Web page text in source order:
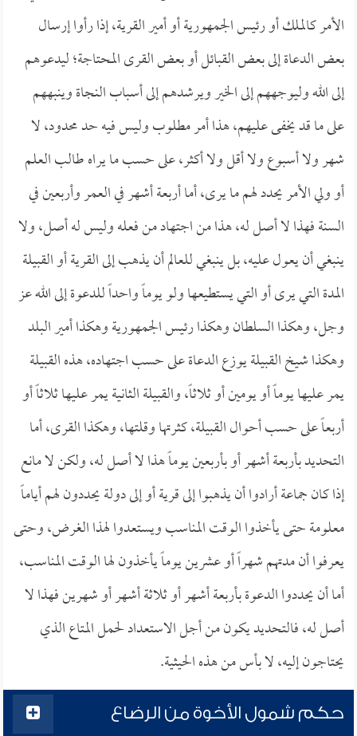
الأمر كالملك أو رئيس الجمهورية أو أمير القرية، إذا رأوا إرسال
بعض الدعاة إلى بعض القبائل أو بعض القرى المحتاجة؛ ليدعوهم
إلى الله وليوجههم إلى الخير ويرشدهم إلى أسباب النجاة وينبههم
على ما قد يخفى عليهم، هذا أمر مطلوب وليس فيه حد محدود، لا
شهر ولا أسبوع ولا أقل ولا أكثر، على حسب ما يراه طالب العلم
أو ولي الأمر يحدد لهم ما يرى، أما أربعة أشهر في العمر وأربعين في
السنة فهذا لا أصل له، هذا من اجتهاد من فعله وليس له أصل، ولا
ينبغي أن يعول عليه، بل ينبغي للعالم أن يذهب إلى القرية أو القبيلة
المدة التي يرى أو التي يستطيعها ولو يوماً واحداً للدعوة إلى الله عز
وجل، وهكذا السلطان وهكذا رئيس الجمهورية وهكذا أمير البلد
وهكذا شيخ القبيلة يوزع الدعاة على حسب اجتهاده، هذه القبيلة
يمر عليها يوماً أو يومين أو ثلاثاً، والقبيلة الثانية يمر عليها ثلاثاً أو
أربعاً على حسب أحوال القبيلة، كثرتها وقلتها، وهكذا القرى، أما
التحديد بأربعة أشهر أو بأربعين يوماً هذا لا أصل له، ولكن لا مانع
إذا كان جماعة أرادوا أن يذهبوا إلى قرية أو إلى دولة يحددون لهم أياماً
معلومة حتى يأخذوا الوقت المناسب ويستعدوا لهذا الغرض، وحتى
يعرفوا أن مدتهم شهراً أو عشرين يوماً يأخذون لها الوقت المناسب،
أما أن يحددوا الدعوة بأربعة أشهر أو ثلاثة أشهر أو شهرين فهذا لا
أصل له، فالتحديد يكون من أجل الاستعداد لحمل المتاع الذي
يحتاجون إليه، لا بأس من هذه الحيثية.
حكم شمول الأخوة من الرضاع